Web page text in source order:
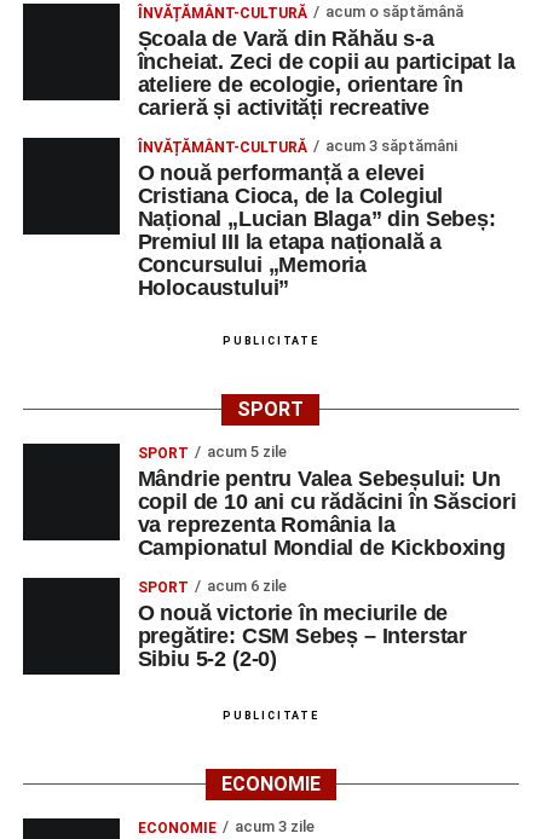
(Race Office) pentru competiția„Cicloaventurier de
Râpa Roșie
Orele 17.00–20.00
– Antrenamente libere pe traseul de
Centrul Cultural „Lucian Blaga”
Sebeș – Sala de spectacole
– Proiecție cinematografică:
Gabi Virginia Șarga și Cătălin Rotaru, producător Gabi
DUMINICĂ, 23 AUGUST 2026
Râpa Roșie
„Cicloaventurier de Sebeș”
al competiției MTB pentru copii.
LUNI, 24 AUGUST 2026
Ora 18.00– Activități recreative pentru copii, susținute de
trupele de teatru„Gepetto”și„Pied Piper”
ÎNVĂȚĂMÂNT-CULTURĂ acum o săptămână
Școala de Vară din Răhău s-a
încheiat. Zeci de copii au participat la
ateliere de ecologie, orientare în
carieră și activități recreative
ÎNVĂȚĂMÂNT-CULTURĂ acum 3 săptămâni
O nouă performanță a elevei
Cristiana Cioca, de la Colegiul
Național „Lucian Blaga” din Sebeș:
Premiul III la etapa națională a
Concursului „Memoria
Holocaustului”
PUBLICITATE
SPORT
SPORT acum 5 zile
Mândrie pentru Valea Sebeșului: Un
copil de 10 ani cu rădăcini în Săsciori
va reprezenta România la
Campionatul Mondial de Kickboxing
SPORT acum 6 zile
O nouă victorie în meciurile de
pregătire: CSM Sebeș – Interstar
Sibiu 5-2 (2-0)
PUBLICITATE
ECONOMIE
ECONOMIE acum 3 zile